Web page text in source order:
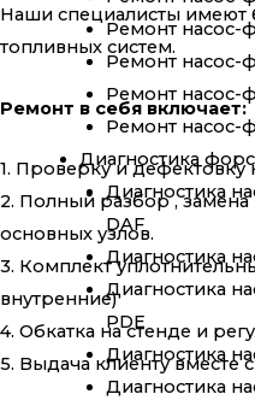
Ремонт насос-
Ремонт насос-
Ремонт насос-
Ремонт насос-
Диагностика
Диагностика
DAF
Диагностика
Диагностика
PDE
Диагностика
Диагностика
Наши специалисты имеют
топливных систем.
Ремонт в себя включает:
1. Проверку и дефектовку
2. Полный разбор , замена
основных узлов.
3. Комплект
внутренние)
4. Обкатка на стенде и
5. Выдача клиенту вместе